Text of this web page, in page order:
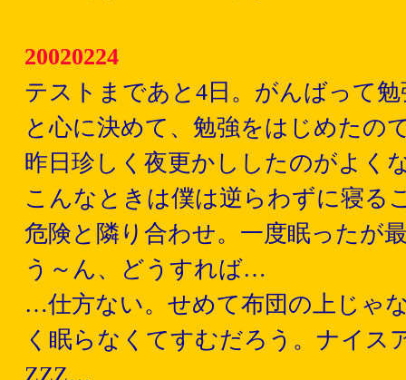
20020224
テストまであと4日。がんばって
と心に決めて、勉強をはじめた
昨日珍しく夜更かししたのがよく
こんなときは僕は逆らわずに寝る
危険と隣り合わせ。一度眠ったが
う～ん、どうすれば…
…仕方ない。せめて布団の上じゃ
く眠らなくてすむだろう。ナイス
ZZZ…